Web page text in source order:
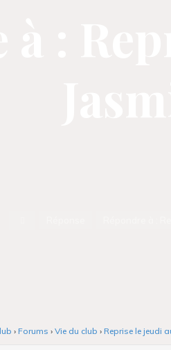
› Forums › Vie du club › Reprise le jeudi